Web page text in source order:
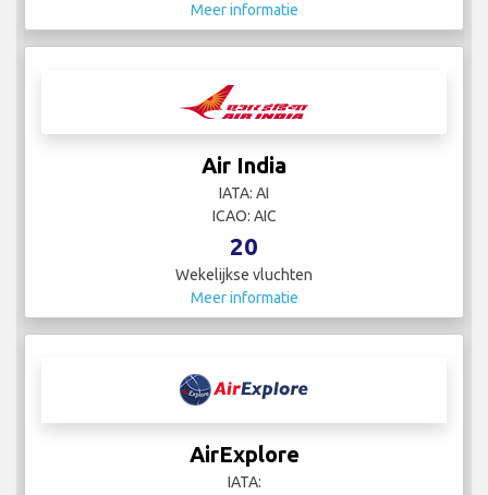
Meer informatie
Air India
IATA: AI
ICAO: AIC
20
Wekelijkse vluchten
Meer informatie
AirExplore
IATA: